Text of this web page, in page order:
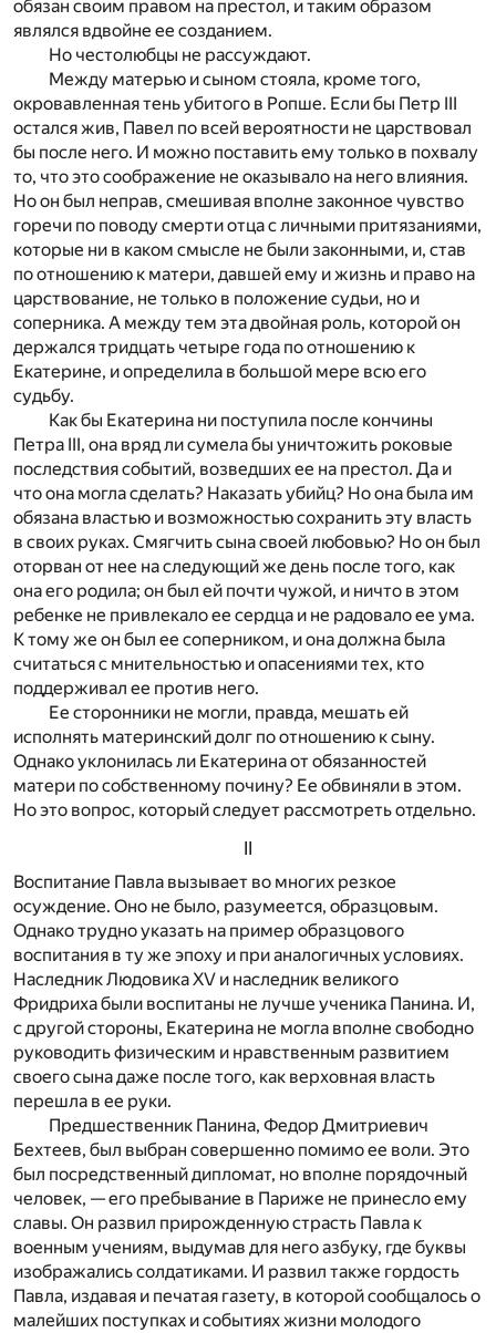
обязан своим правом на престол, и таким образом
являлся вдвойне ее созданием.
Но честолюбцы не рассуждают.
Между матерью и сыном стояла, кроме того,
окровавленная тень убитого в Ропше. Если бы Петр III
остался жив, Павел по всей вероятности не царствовал
бы после него. И можно поставить ему только в похвалу
то, что это соображение не оказывало на него влияния.
Но он был неправ, смешивая вполне законное чувство
горечи по поводу смерти отца с личными притязаниями,
которые ни в каком смысле не были законными, и, став
по отношению к матери, давшей ему и жизнь и право на
царствование, не только в положение судьи, но и
соперника. А между тем эта двойная роль, которой он
держался тридцать четыре года по отношению к
Екатерине, и определила в большой мере всю его
судьбу.
Как бы Екатерина ни поступила после кончины
Петра III, она вряд ли сумела бы уничтожить роковые
последствия событий, возведших ее на престол. Да и
что она могла сделать? Наказать убийц? Но она была им
обязана властью и возможностью сохранить эту власть
в своих руках. Смягчить сына своей любовью? Но он был
оторван от нее на следующий же день после того, как
она его родила; он был ей почти чужой, и ничто в этом
ребенке не привлекало ее сердца и не радовало ее ума.
К тому же он был ее соперником, и она должна была
считаться с мнительностью и опасениями тех, кто
поддерживал ее против него.
Ее сторонники не могли, правда, мешать ей
исполнять материнский долг по отношению к сыну.
Однако уклонилась ли Екатерина от обязанностей
матери по собственному почину? Ее обвиняли в этом.
Но это вопрос, который следует рассмотреть отдельно.
II
Воспитание Павла вызывает во многих резкое
осуждение. Оно не было, разумеется, образцовым.
Однако трудно указать на пример образцового
воспитания в ту же эпоху и при аналогичных условиях.
Наследник Людовика XV и наследник великого
Фридриха были воспитаны не лучше ученика Панина. И,
с другой стороны, Екатерина не могла вполне свободно
руководить физическим и нравственным развитием
своего сына даже после того, как верховная власть
перешла в ее руки.
Предшественник Панина, Федор Дмитриевич
Бехтеев, был выбран совершенно помимо ее воли. Это
был посредственный дипломат, но вполне порядочный
человек, — его пребывание в Париже не принесло ему
славы. Он развил прирожденную страсть Павла к
военным учениям, выдумав для него азбуку, где буквы
изображались солдатиками. И развил также гордость
Павла, издавая и печатая газету, в которой сообщалось о
малейших поступках и событиях жизни молодого